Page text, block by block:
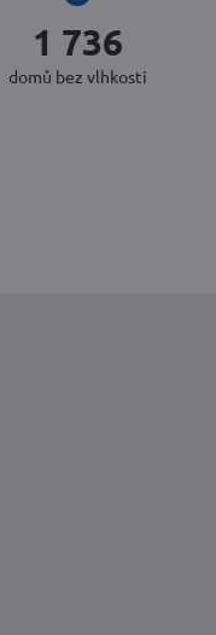
2 380
domů bez vlhkosti